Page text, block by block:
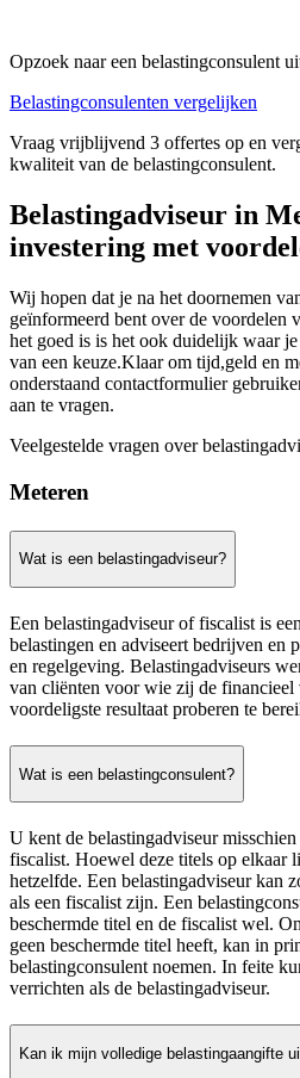
Opzoek naar een belastingconsulent
Belastingconsulenten vergelijken
Vraag vrijblijvend 3 offertes op en
kwaliteit van de belastingconsulent.
Belastingadviseur in
investering met
Wij hopen dat je na het doornemen
geïnformeerd bent over de voordelen
het goed is is het ook duidelijk waar
van een keuze.Klaar om tijd,geld en
onderstaand contactformulier
aan te vragen.
Veelgestelde vragen over
Meteren
Wat is een belastingadviseur?
Een belastingadviseur of fiscalist is
belastingen en adviseert bedrijven en
en regelgeving. Belastingadviseurs
van cliënten voor wie zij de
voordeligste resultaat proberen te
Wat is een belastingconsulent?
U kent de belastingadviseur
fiscalist. Hoewel deze titels op elkaar
hetzelfde. Een belastingadviseur kan
als een fiscalist zijn. Een
beschermde titel en de fiscalist wel.
geen beschermde titel heeft, kan in
belastingconsulent noemen. In feite
verrichten als de belastingadviseur.
Kan ik mijn volledige belastingaangifte